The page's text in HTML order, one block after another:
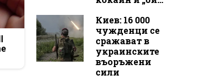
Киев: 16 000
чужденци се
сражават в
украинските
въоръжени
сили